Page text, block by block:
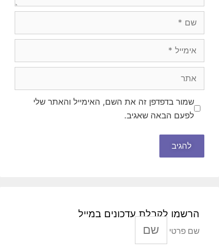
שמור בדפדפן זה את השם, האימייל והאתר שלי
לפעם הבאה שאגיב.
הרשמו לקבלת עדכונים במייל
שם פרטי